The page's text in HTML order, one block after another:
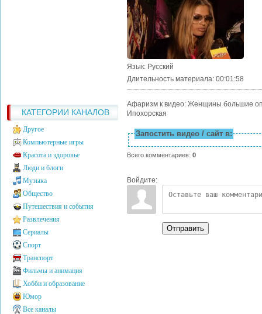
КАТЕГОРИИ КАНАЛОВ
Другое
Компьютерные игры
Красота и здоровье
Люди и блоги
Музыка
Общество
Путешествия и события
Развлечения
Сериалы
Спорт
Транспорт
Фильмы и анимация
Хобби и образование
Юмор
Все каналы
Язык: Русский
Длительность материала: 00:01:58
Афаризм к видео: Женщины большие
Ипохорская
Запостить видео / сайт в:
Всего комментариев: 0
Войдите:
Отправить